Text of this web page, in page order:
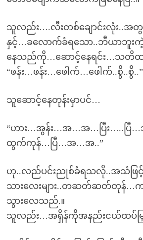
သူလည်း….လီးတစ်ချောင်းလုံး..အတွ
နှင့်…ခလောက်ခံရသော..ဘီယာဘူ
နေသည်ကို…ဆောင့်နေရင်း…သတိထ
“ဖန်း…ဖန်း…ဖေါက်…ဖေါက်..စွိ..စွိ..”
သူဆောင့်နေတုန်းမှာပင်…
“ဟား…အွန်း…အ…အ…ပြီး…..ပြီ
ထွက်ကုန်…ပြီ…အ…အ..”
ဟု..လည်ပင်းညုစ်ခံရသလို..အသံဖြင့်..
သားလေးများ..တဆတ်ဆတ်တုန်…ကာ
သွားလေသည်.။
သူလည်း…အရှိန်ကိုအနည်းငယ်ထပ်မ